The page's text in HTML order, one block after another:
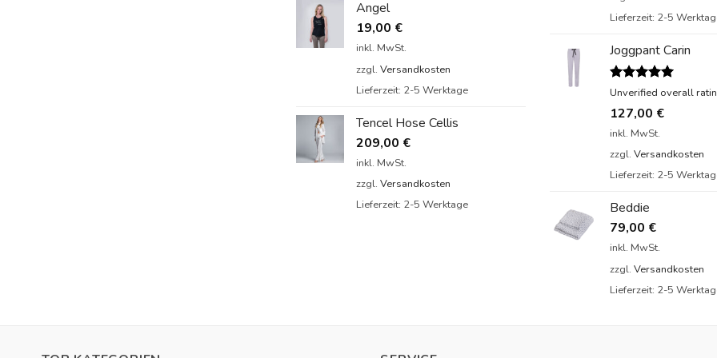
Angel
19,00 €
inkl. MwSt.
zzgl. Versandkosten
Lieferzeit: 2-5 Werktage
Tencel Hose Cellis
209,00 €
inkl. MwSt.
zzgl. Versandkosten
Lieferzeit: 2-5 Werktage
Lieferzeit: 2-5
Joggpant Carin
Bewertet
von 5
Unverified overall
127,00 €
inkl. MwSt.
zzgl. Versandkosten
Lieferzeit: 2-5
Beddie
79,00 €
inkl. MwSt.
zzgl. Versandkosten
Lieferzeit: 2-5